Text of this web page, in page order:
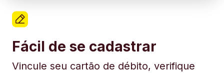
Fácil de se cadastrar
Vincule seu cartão de débito, verifique